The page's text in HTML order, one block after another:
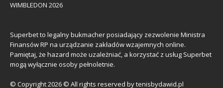
WIMBLEDON 2026
Superbet to legalny bukmacher posiadający zezwolenie Ministra
Finansów RP na urządzanie zakładów wzajemnych online.
Pamiętaj, że hazard może uzależniać, a korzystać z usług Superbet
mogą wyłącznie osoby pełnoletnie.
© Copyright 2026 © All rights reserved by tenisbydawid.pl